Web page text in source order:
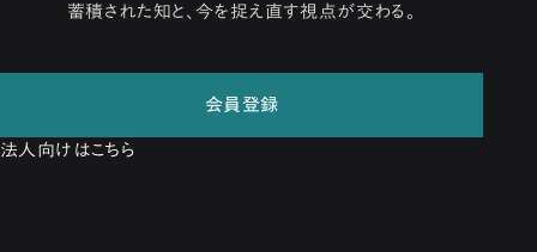
蓄積された知と、今を捉え直す視点が交わる。
会員登録
法人向けはこちら